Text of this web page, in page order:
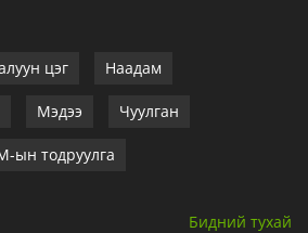
цэг Наадам
Мэдээ Чуулган
ын тодруулга
Бидний тухай